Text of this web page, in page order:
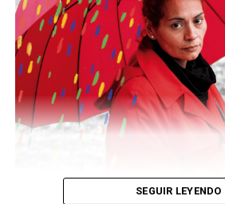
Descargar la Mu en PDF
SEGUIR LEYENDO